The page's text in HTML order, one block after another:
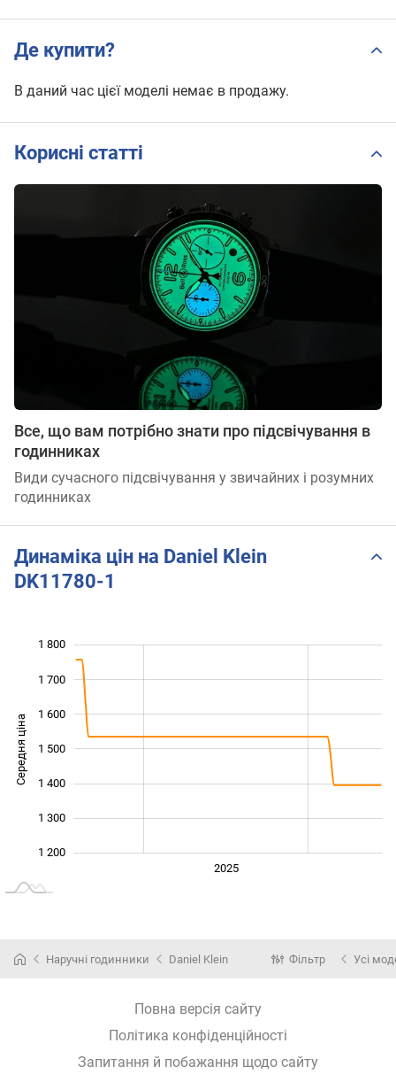
Де купити?
В даний час цієї моделі немає в продажу.
Корисні статті
Все, що вам потрібно знати про підсвічування в
годинниках
Види сучасного підсвічування у звичайних і розумних
годинниках
Динаміка цін на Daniel Klein
DK11780-1
Середня ціна 1 200
1 200
1 300
1 400
1 500
1 600
1 700
1 800
2025
Наручні годинники Daniel Klein Фільтр Усі
Повна версія сайту
Політика конфіденційності
Запитання й побажання щодо сайту